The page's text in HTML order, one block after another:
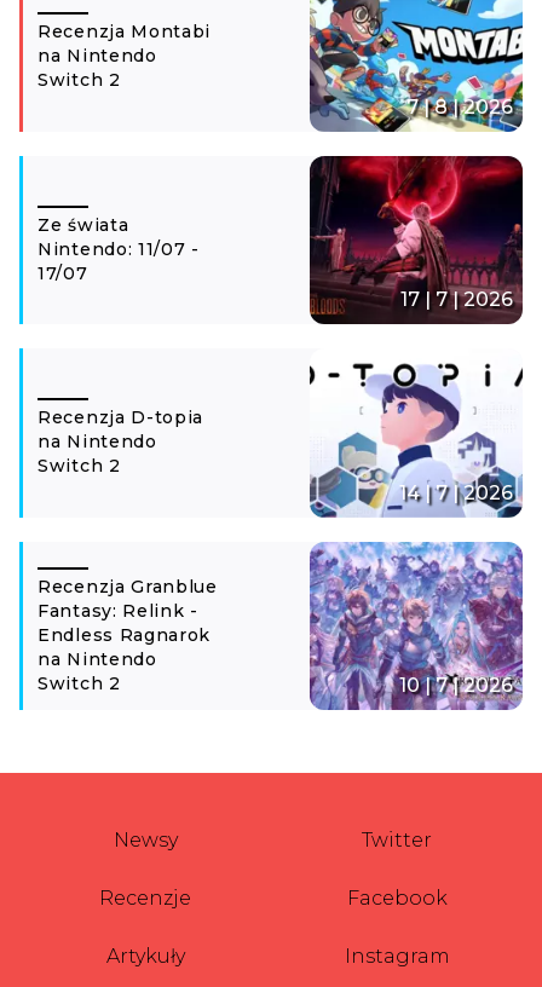
Recenzja Montabi
na Nintendo
Switch 2
7 | 8 | 2026
Ze świata
Nintendo: 11/07 -
17/07
17 | 7 | 2026
Recenzja D-topia
na Nintendo
Switch 2
14 | 7 | 2026
Recenzja Granblue
Fantasy: Relink -
Endless Ragnarok
na Nintendo
Switch 2
10 | 7 | 2026
Newsy
Recenzje
Artykuły
Twitter
Facebook
Instagram